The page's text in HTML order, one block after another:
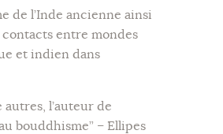
de l’Inde ancienne ainsi
contacts entre mondes
et indien dans
autres, l’auteur de
bouddhisme” – Ellipes